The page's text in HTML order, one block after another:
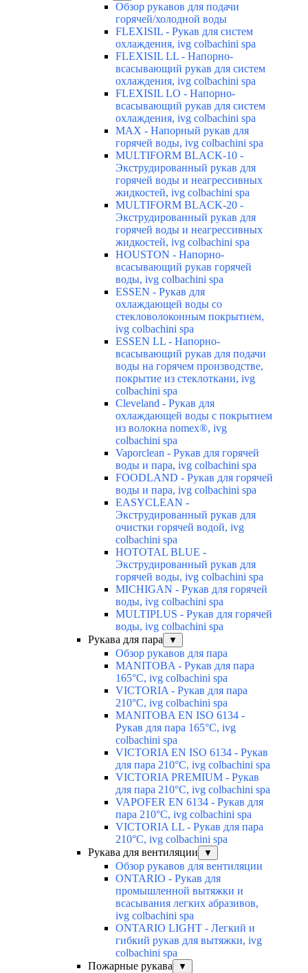
Обзор рукавов для подачи
горячей/холодной воды
FLEXISIL - Рукав для систем
охлаждения, ivg colbachini spa
FLEXISIL LL - Напорно-
всасывающий рукав для систем
охлаждения, ivg colbachini spa
FLEXISIL LO - Напорно-
всасывающий рукав для систем
охлаждения, ivg colbachini spa
MAX - Напорный рукав для
горячей воды, ivg colbachini spa
MULTIFORM BLACK-10 -
Экструдированный рукав для
горячей воды и неагрессивных
жидкостей, ivg colbachini spa
MULTIFORM BLACK-20 -
Экструдированный рукав для
горячей воды и неагрессивных
жидкостей, ivg colbachini spa
HOUSTON - Напорно-
всасывающий рукав горячей
воды, ivg colbachini spa
ESSEN - Рукав для
охлаждающей воды со
стекловолоконным покрытием,
ivg colbachini spa
ESSEN LL - Напорно-
всасывающий рукав для подачи
воды на горячем производстве,
покрытие из стеклоткани, ivg
colbachini spa
Cleveland - Рукав для
охлаждающей воды с покрытием
из волокна nomex®, ivg
colbachini spa
Vaporclean - Рукав для горячей
воды и пара, ivg colbachini spa
FOODLAND - Рукав для горячей
воды и пара, ivg colbachini spa
EASYCLEAN -
Экструдированный рукав для
очистки горячей водой, ivg
colbachini spa
HOTOTAL BLUE -
Экструдированный рукав для
горячей воды, ivg colbachini spa
MICHIGAN - Рукав для горячей
воды, ivg colbachini spa
MULTIPLUS - Рукав для горячей
воды, ivg colbachini spa
Рукава для пара
▼
Обзор рукавов для пара
MANITOBA - Рукав для пара
165°C, ivg colbachini spa
VICTORIA - Рукав для пара
210°C, ivg colbachini spa
MANITOBA EN ISO 6134 -
Рукав для пара 165°C, ivg
colbachini spa
VICTORIA EN ISO 6134 - Рукав
для пара 210°C, ivg colbachini spa
VICTORIA PREMIUM - Рукав
для пара 210°C, ivg colbachini spa
VAPOFER EN 6134 - Рукав для
пара 210°C, ivg colbachini spa
VICTORIA LL - Рукав для пара
210°C, ivg colbachini spa
Рукава для вентиляции
▼
Обзор рукавов для вентиляции
ONTARIO - Рукав для
промышленной вытяжки и
всасывания легких абразивов,
ivg colbachini spa
ONTARIO LIGHT - Легкий и
гибкий рукав для вытяжки, ivg
colbachini spa
Пожарные рукава
▼